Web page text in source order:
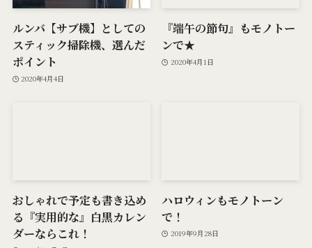
ルンバ【サブ機】としての
スティック掃除機、選んだ
ポイント
2020年4月4日
『端午の節句』もモノトー
ンで★
2020年4月1日
おしゃれで予定も書き込め
る『実用的な』白黒カレン
ダーならこれ！
ハロウィンもモノトーン
で！
2019年9月28日